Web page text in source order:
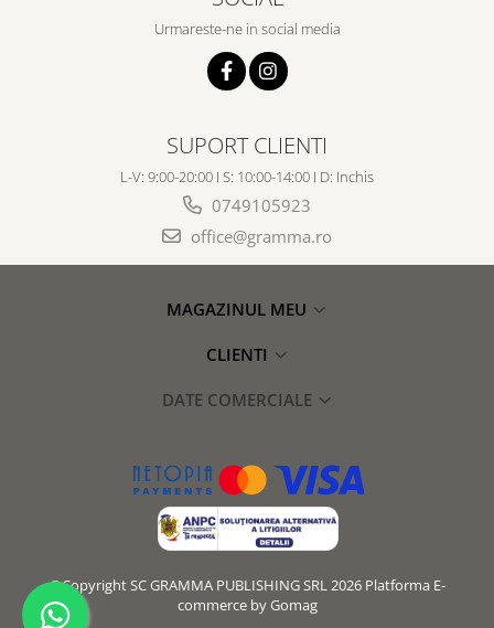
Urmareste-ne in social media
SUPORT CLIENTI
L-V: 9:00-20:00 I S: 10:00-14:00 I D: Inchis
0749105923
office@gramma.ro
MAGAZINUL MEU
CLIENTI
DATE COMERCIALE
©Copyright SC GRAMMA PUBLISHING SRL 2026 Platforma E-
commerce by Gomag